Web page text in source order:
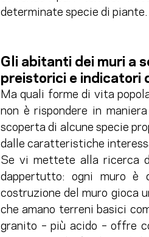
determinate specie di
Gli abitanti dei muri a
preistorici e indicatori
Ma quali forme di vita
non è rispondere in
scoperta di alcune specie
dalle caratteristiche
Se vi mettete alla ricerca
dappertutto: ogni muro è
costruzione del muro gioca
che amano terreni basici
granito – più acido – offre